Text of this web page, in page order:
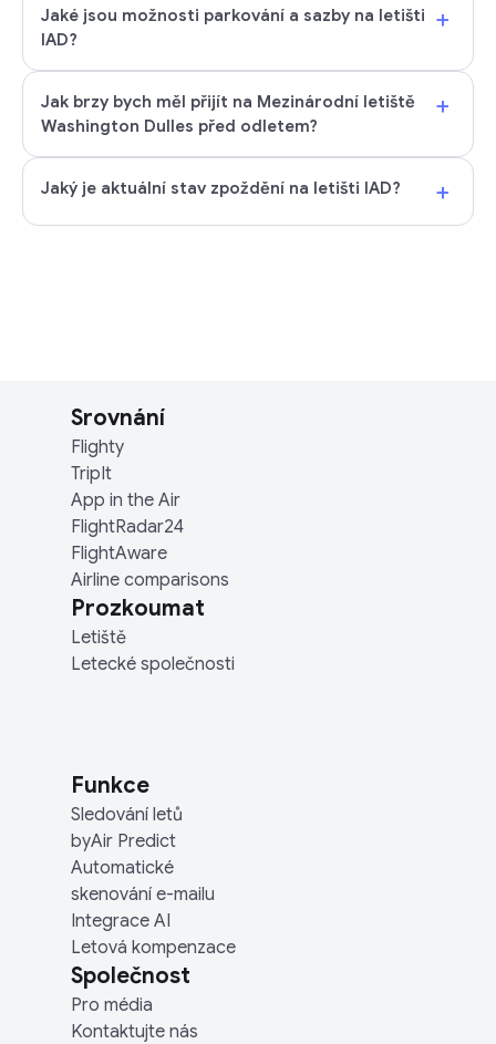
Jaké jsou možnosti parkování a sazby na letišti
IAD?
+
Jak brzy bych měl přijít na Mezinárodní letiště
Washington Dulles před odletem?
+
Jaký je aktuální stav zpoždění na letišti IAD? +
Srovnání
Flighty
TripIt
App in the Air
FlightRadar24
FlightAware
Airline comparisons
Prozkoumat
Letiště
Letecké společnosti
Funkce
Sledování letů
byAir Predict
Automatické
skenování e-mailu
Integrace AI
Letová kompenzace
Společnost
Pro média
Kontaktujte nás